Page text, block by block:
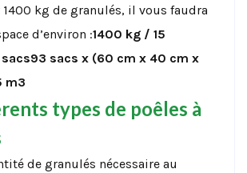
kg de granulés, il vous faudra
d’environ :1400 kg / 15
93 sacs x (60 cm x 40 cm x
m3
types de poêles à
de granulés nécessaire au